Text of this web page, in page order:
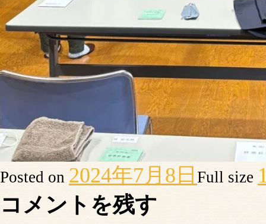
Posted on 2024年7月8日 Full size
コメントを残す